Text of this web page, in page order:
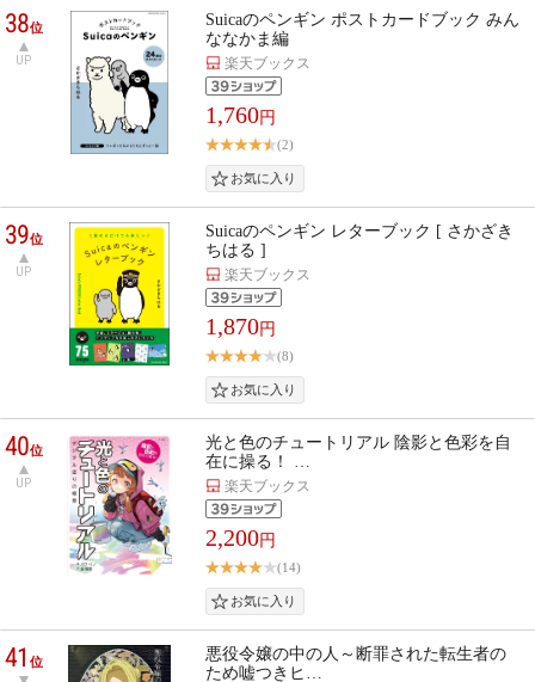
38位
UP
Suicaのペンギン ポストカードブック みん
ななかま編
楽天ブックス
1,760円
(2)
39位
UP
Suicaのペンギン レターブック [ さかざき
ちはる ]
楽天ブックス
1,870円
(8)
40位
UP
光と色のチュートリアル 陰影と色彩を自
在に操る！ …
楽天ブックス
2,200円
(14)
41位
悪役令嬢の中の人～断罪された転生者の
ため嘘つきヒ…